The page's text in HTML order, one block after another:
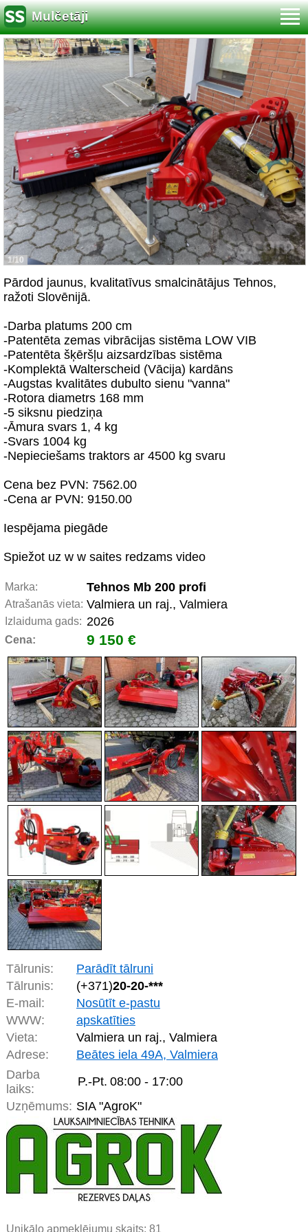
Mulčetāji
1/10
Pārdod jaunus, kvalitatīvus smalcinātājus Tehnos,
ražoti Slovēnijā.
-Darba platums 200 cm
-Patentēta zemas vibrācijas sistēma LOW VIB
-Patentēta šķēršļu aizsardzības sistēma
-Komplektā Walterscheid (Vācija) kardāns
-Augstas kvalitātes dubulto sienu "vanna"
-Rotora diametrs 168 mm
-5 siksnu piedziņa
-Āmura svars 1, 4 kg
-Svars 1004 kg
-Nepieciešams traktors ar 4500 kg svaru
Cena bez PVN: 7562.00
-Cena ar PVN: 9150.00
Iespējama piegāde
Spiežot uz w w saites redzams video
Marka: Tehnos Mb 200 profi
Atrašanās vieta: Valmiera un raj., Valmiera
Izlaiduma gads: 2026
Cena: 9 150 €
Tālrunis:
Parādīt tālruni
Tālrunis:
(+371)20-20-***
E-mail:
Nosūtīt e-pastu
WWW:
apskatīties
Vieta:
Valmiera un raj., Valmiera
Adrese:
Beātes iela 49A, Valmiera
Darba
laiks:
P.-Pt. 08:00 - 17:00
Uzņēmums: SIA "AgroK"
Unikālo apmeklējumu skaits: 81